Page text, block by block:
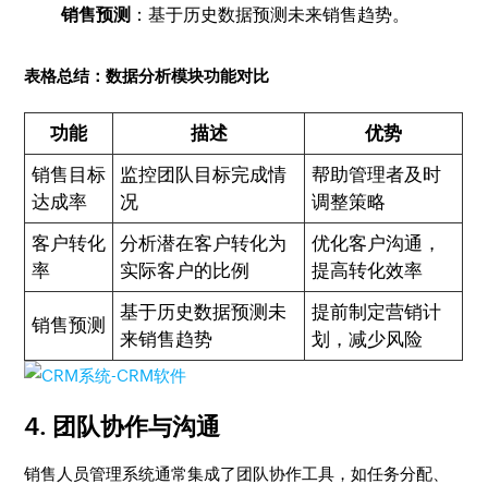
销售预测 ：基于历史数据预测未来销售趋势。
表格总结：数据分析模块功能对比
功能 描述
优势
销售目标
达成率
监控团队目标完成情
况
帮助管理者及时
调整策略
客户转化
率
分析潜在客户转化为
实际客户的比例
优化客户沟通，
提高转化效率
销售预测
基于历史数据预测未
来销售趋势
提前制定营销计
划，减少风险
4. 团队协作与沟通
销售人员管理系统通常集成了团队协作工具，如任务分配、